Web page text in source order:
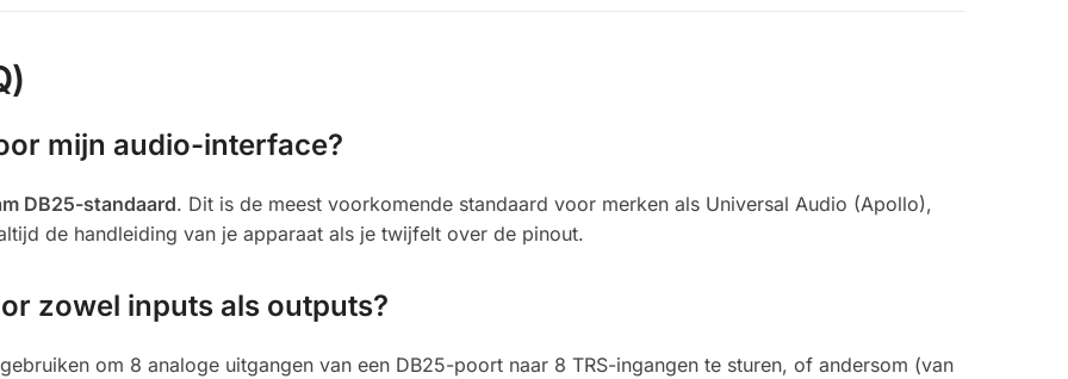
mijn audio-interface?
DB25-standaard. Dit is de meest voorkomende standaard voor merken als Universal Audio (Apollo),
de handleiding van je apparaat als je twijfelt over de pinout.
zowel inputs als outputs?
om 8 analoge uitgangen van een DB25-poort naar 8 TRS-ingangen te sturen, of andersom (van